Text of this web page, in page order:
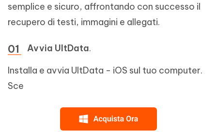
semplice e sicuro, affrontando con successo il
recupero di testi, immagini e allegati.
Avvia UltData.
Installa e avvia UltData - iOS sul tuo computer.
Sce